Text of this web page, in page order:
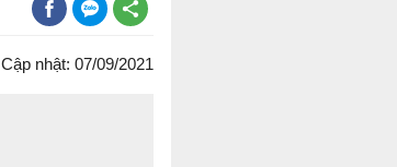
Cập nhật: 07/09/2021